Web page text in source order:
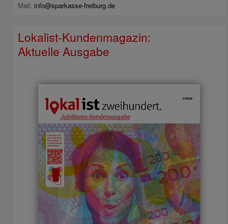
Mail: info@sparkasse-freiburg.de
Lokalist-Kundenmagazin:
Aktuelle Ausgabe